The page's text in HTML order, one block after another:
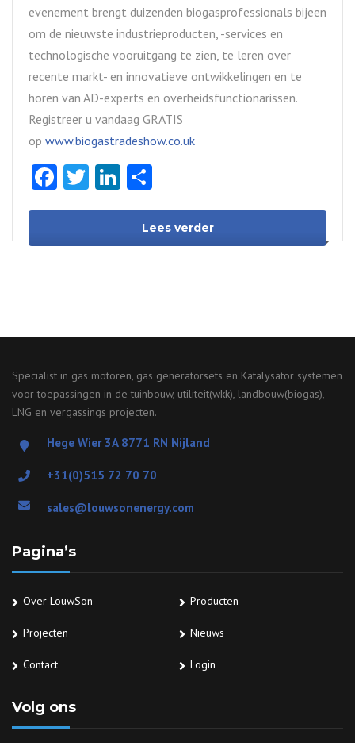
evenement brengt duizenden biogasprofessionals bijeen
om de nieuwste industrieproducten, -services en
technologische vooruitgang te zien, te leren over
recente markt- en innovatieve ontwikkelingen en te
horen van AD-experts en overheidsfunctionarissen.
Registreer u vandaag GRATIS
op www.biogastradeshow.co.uk
Facebook
TwitterLinkedIn
Lees verder
Specialist in gas motoren, gas generatorsets en Katalysator systemen
voor toepassingen in de tuinbouw, utiliteit(wkk), landbouw(biogas),
LNG en vergassings projecten.
Hege Wier 3A 8771 RN Nijland
+31(0)515 72 70 70
sales@louwsonenergy.com
Pagina’s
Over LouwSon Producten
Projecten Nieuws
Contact Login
Volg ons